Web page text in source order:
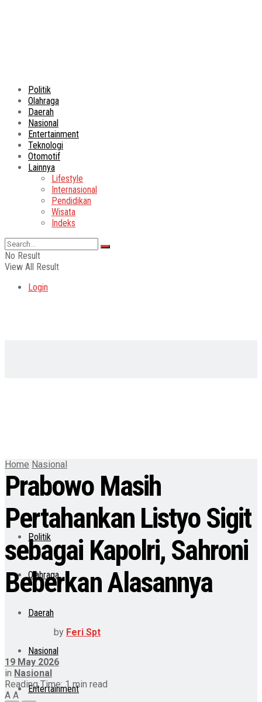
Politik
Olahraga
Daerah
Nasional
Entertainment
Teknologi
Otomotif
Lainnya
Lifestyle
Internasional
Pendidikan
Wisata
Indeks
No Result
View All Result
Login
Politik
Olahraga
Daerah
Nasional
Entertainment
Home Nasional
Prabowo Masih
Pertahankan Listyo Sigit
sebagai Kapolri, Sahroni
Beberkan Alasannya
by Feri Spt
19 May 2026
in Nasional
Reading Time: 1 min read
A A